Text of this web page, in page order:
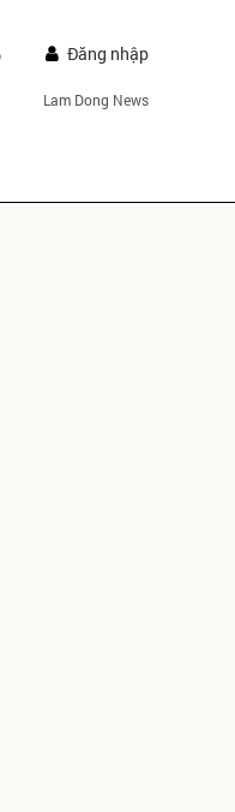
Đăng nhập
Lam Dong News